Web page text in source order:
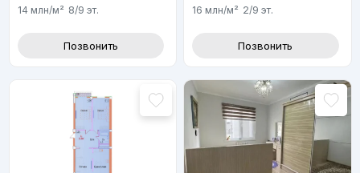
14 млн/м² 8/9 эт.
Позвонить
16 млн/м² 2/9 эт.
Позвонить